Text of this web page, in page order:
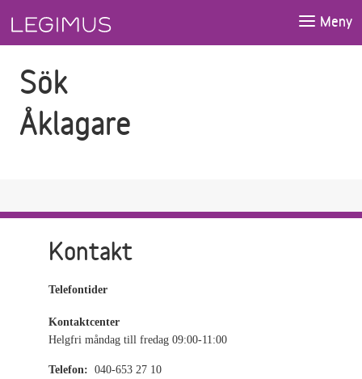
Meny
Sök
Åklagare
Kontakt
Telefontider
Kontaktcenter
Helgfri måndag till fredag 09:00-11:00
Telefon: 040-653 27 10